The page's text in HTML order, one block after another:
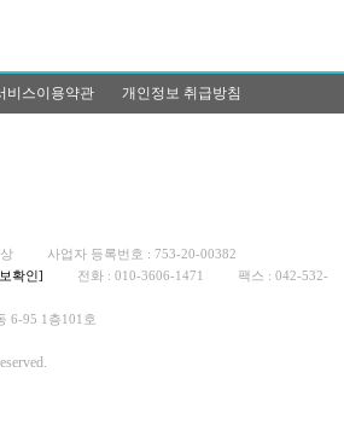
비스이용약관 개인정보 취급방침
사업자 등록번호 : 753-20-00382
확인] 전화 : 010-3606-1471
팩스 : 042-532-
6-95 1층101호